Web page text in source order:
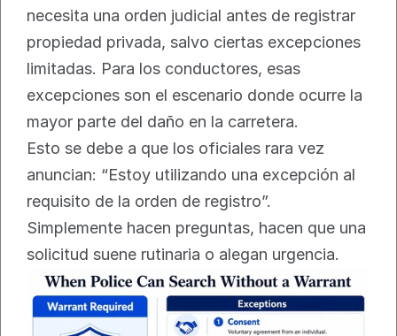
necesita una orden judicial antes de registrar
propiedad privada, salvo ciertas excepciones
limitadas. Para los conductores, esas
excepciones son el escenario donde ocurre la
mayor parte del daño en la carretera.
Esto se debe a que los oficiales rara vez
anuncian: “Estoy utilizando una excepción al
requisito de la orden de registro”.
Simplemente hacen preguntas, hacen que una
solicitud suene rutinaria o alegan urgencia.